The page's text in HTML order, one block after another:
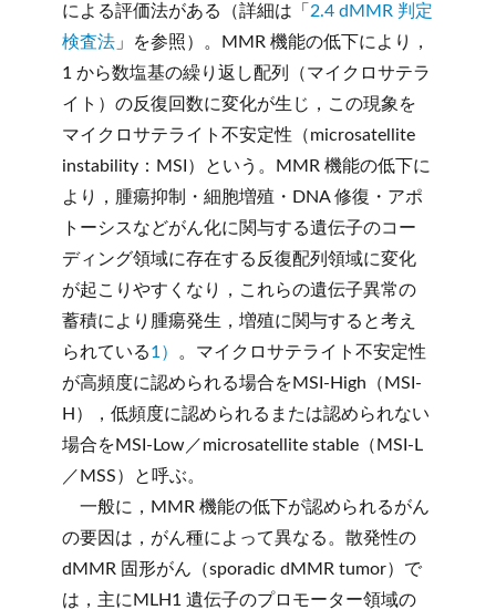
による評価法がある（詳細は「 2.4 dMMR 判定
検査法 」を参照）。MMR 機能の低下により，
1 から数塩基の繰り返し配列（マイクロサテラ
イト）の反復回数に変化が生じ，この現象を
マイクロサテライト不安定性（microsatellite
instability：MSI）という。MMR 機能の低下に
より，腫瘍抑制・細胞増殖・DNA 修復・アポ
トーシスなどがん化に関与する遺伝子のコー
ディング領域に存在する反復配列領域に変化
が起こりやすくなり，これらの遺伝子異常の
蓄積により腫瘍発生，増殖に関与すると考え
られている1）
。マイクロサテライト不安定性
が高頻度に認められる場合をMSI-High（MSI-
H），低頻度に認められるまたは認められない
場合をMSI-Low／microsatellite stable（MSI-L
／MSS）と呼ぶ。
一般に，MMR 機能の低下が認められるがん
の要因は，がん種によって異なる。散発性の
dMMR 固形がん（sporadic dMMR tumor）で
は，主にMLH1 遺伝子のプロモーター領域の